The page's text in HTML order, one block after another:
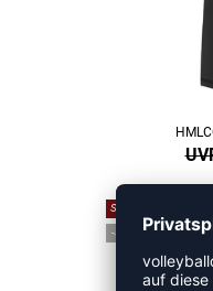
SALE
-37%